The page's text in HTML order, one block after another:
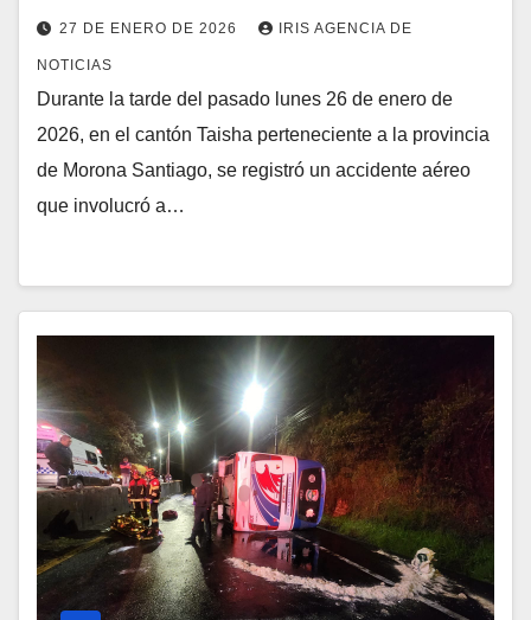
27 DE ENERO DE 2026 IRIS AGENCIA DE
NOTICIAS
Durante la tarde del pasado lunes 26 de enero de
2026, en el cantón Taisha perteneciente a la provincia
de Morona Santiago, se registró un accidente aéreo
que involucró a…